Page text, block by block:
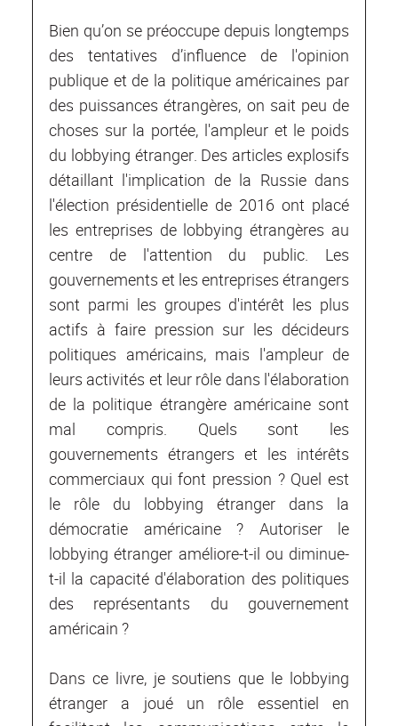
Bien qu’on se préoccupe depuis longtemps
des tentatives d’influence de l'opinion
publique et de la politique américaines par
des puissances étrangères, on sait peu de
choses sur la portée, l'ampleur et le poids
du lobbying étranger. Des articles explosifs
détaillant l'implication de la Russie dans
l'élection présidentielle de 2016 ont placé
les entreprises de lobbying étrangères au
centre de l'attention du public. Les
gouvernements et les entreprises étrangers
sont parmi les groupes d'intérêt les plus
actifs à faire pression sur les décideurs
politiques américains, mais l'ampleur de
leurs activités et leur rôle dans l'élaboration
de la politique étrangère américaine sont
mal compris. Quels sont les
gouvernements étrangers et les intérêts
commerciaux qui font pression ? Quel est
le rôle du lobbying étranger dans la
démocratie américaine ? Autoriser le
lobbying étranger améliore-t-il ou diminue-
t-il la capacité d'élaboration des politiques
des représentants du gouvernement
américain ?
Dans ce livre, je soutiens que le lobbying
étranger a joué un rôle essentiel en